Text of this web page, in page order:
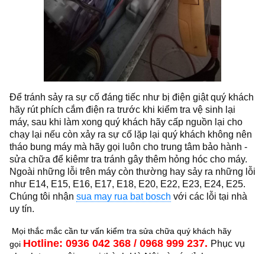
Để tránh sảy ra sự cố đáng tiếc như bị điện giật quý khách
hãy rút phích cắm điện ra trước khi kiểm tra vệ sinh lại
máy, sau khi làm xong quý khách hãy cấp nguồn lại cho
chạy lại nếu còn xảy ra sự cố lặp lại quý khách không nên
tháo bung máy mà hãy gọi luôn cho trung tâm bảo hành -
sửa chữa để kiêmr tra tránh gây thêm hỏng hóc cho máy.
Ngoài những lỗi trên máy còn thường hay sảy ra những lỗi
như E14, E15, E16, E17, E18, E20, E22, E23, E24, E25.
Chúng tôi nhận sua may rua bat bosch với các lỗi tại nhà
uy tín.
Mọi thắc mắc cần tư vấn kiểm tra sửa chữa quý khách hãy
gọi Hotline: 0936 042 368 / 0968 999 237. Phục vụ